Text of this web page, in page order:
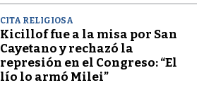
CITA RELIGIOSA
Kicillof fue a la misa por San
Cayetano y rechazó la
represión en el Congreso: “El
lío lo armó Milei”